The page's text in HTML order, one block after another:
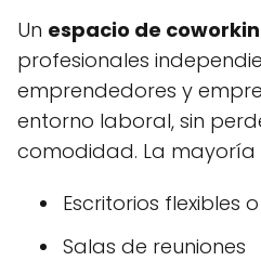
Un espacio de
profesionales
emprendedores y
entorno laboral, sin
comodidad. La mayoría
Escritorios flexibles
Salas de reuniones